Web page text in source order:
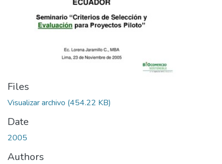
Files
Visualizar archivo (454.22 KB)
Date
2005
Authors